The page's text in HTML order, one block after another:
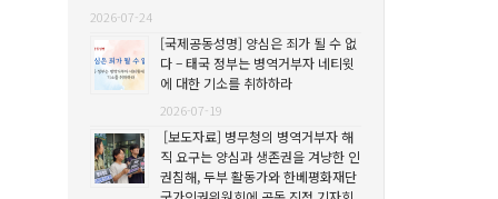
2026-07-24
[국제공동성명] 양심은 죄가 될 수 없
다 – 태국 정부는 병역거부자 네티윗
에 대한 기소를 취하하라
2026-07-19
[보도자료] 병무청의 병역거부자 해
직 요구는 양심과 생존권을 겨냥한 인
권침해, 두부 활동가와 한베평화재단